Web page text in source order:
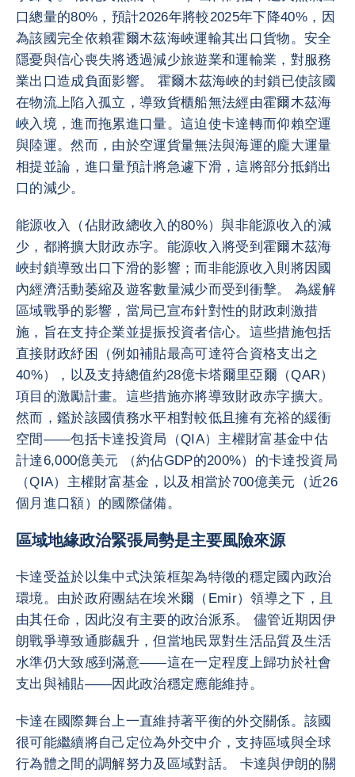
口總量的80%，預計2026年將較2025年下降40%，因
為該國完全依賴霍爾木茲海峽運輸其出口貨物。安全
隱憂與信心喪失將透過減少旅遊業和運輸業，對服務
業出口造成負面影響。 霍爾木茲海峽的封鎖已使該國
在物流上陷入孤立，導致貨櫃船無法經由霍爾木茲海
峽入境，進而拖累進口量。這迫使卡達轉而仰賴空運
與陸運。然而，由於空運貨量無法與海運的龐大運量
相提並論，進口量預計將急遽下滑，這將部分抵銷出
口的減少。
能源收入（佔財政總收入的80%）與非能源收入的減
少，都將擴大財政赤字。能源收入將受到霍爾木茲海
峽封鎖導致出口下滑的影響；而非能源收入則將因國
內經濟活動萎縮及遊客數量減少而受到衝擊。 為緩解
區域戰爭的影響，當局已宣布針對性的財政刺激措
施，旨在支持企業並提振投資者信心。這些措施包括
直接財政紓困（例如補貼最高可達符合資格支出之
40%），以及支持總值約28億卡塔爾里亞爾（QAR）
項目的激勵計畫。這些措施亦將導致財政赤字擴大。
然而，鑑於該國債務水平相對較低且擁有充裕的緩衝
空間——包括卡達投資局（QIA）主權財富基金中估
計達6,000億美元 （約佔GDP的200%）的卡達投資局
（QIA）主權財富基金，以及相當於700億美元（近26
個月進口額）的國際儲備。
區域地緣政治緊張局勢是主要風險來源
卡達受益於以集中式決策框架為特徵的穩定國內政治
環境。由於政府團結在埃米爾（Emir）領導之下，且
由其任命，因此沒有主要的政治派系。 儘管近期因伊
朗戰爭導致通膨飆升，但當地民眾對生活品質及生活
水準仍大致感到滿意——這在一定程度上歸功於社會
支出與補貼——因此政治穩定應能維持。
卡達在國際舞台上一直維持著平衡的外交關係。該國
很可能繼續將自己定位為外交中介，支持區域與全球
行為體之間的調解努力及區域對話。 卡達與伊朗的關